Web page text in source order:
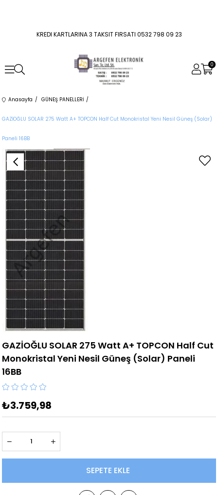
KREDI KARTLARINA 3 TAKSIT FIRSATI 0532 798 09 23
0
Anasayfa GÜNEŞ PANELLERİ
GAZİOĞLU SOLAR 275 Watt A+ TOPCON Half Cut Monokristal Yeni Nesil Güneş (Solar)
Paneli 16BB
GAZİOĞLU SOLAR 275 Watt A+ TOPCON Half Cut
Monokristal Yeni Nesil Güneş (Solar) Paneli
16BB
₺3.759,98